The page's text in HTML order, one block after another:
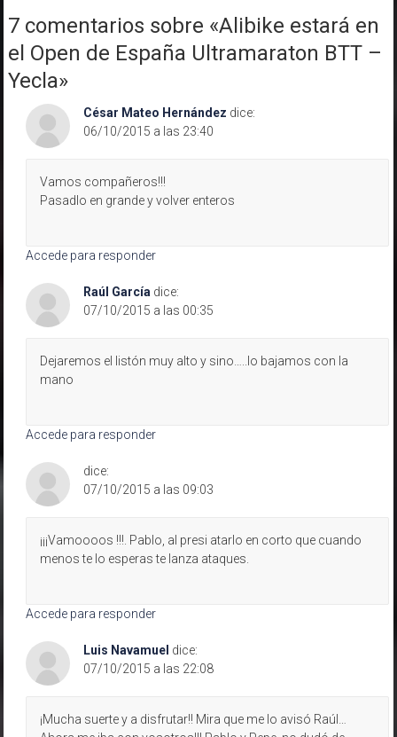
7 comentarios sobre «Alibike estará en
el Open de España Ultramaraton BTT –
Yecla»
César Mateo Hernández dice:
06/10/2015 a las 23:40
Vamos compañeros!!!
Pasadlo en grande y volver enteros
Accede para responder
Raúl García dice:
07/10/2015 a las 00:35
Dejaremos el listón muy alto y sino…..lo bajamos con la
mano
Accede para responder
dice:
07/10/2015 a las 09:03
¡¡¡Vamoooos !!!. Pablo, al presi atarlo en corto que cuando
menos te lo esperas te lanza ataques.
Accede para responder
Luis Navamuel dice:
07/10/2015 a las 22:08
¡Mucha suerte y a disfrutar!! Mira que me lo avisó Raúl…